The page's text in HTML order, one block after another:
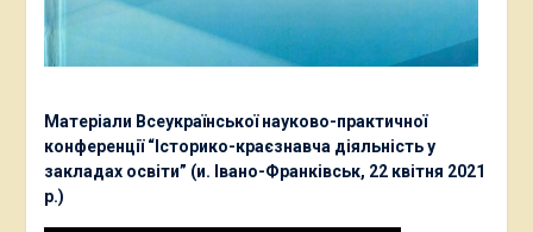
Матеріали Всеукраїнської науково-практичної
конференції “Історико-краєзнавча діяльність у
закладах освіти” (и. Івано-Франківськ, 22 квітня 2021
р.)